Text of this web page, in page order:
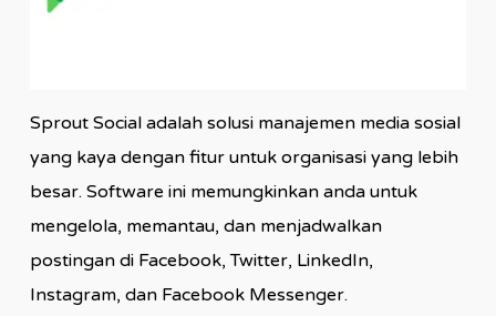
Sprout Social adalah solusi manajemen media sosial
yang kaya dengan fitur untuk organisasi yang lebih
besar. Software ini memungkinkan anda untuk
mengelola, memantau, dan menjadwalkan
postingan di Facebook, Twitter, LinkedIn,
Instagram, dan Facebook Messenger.